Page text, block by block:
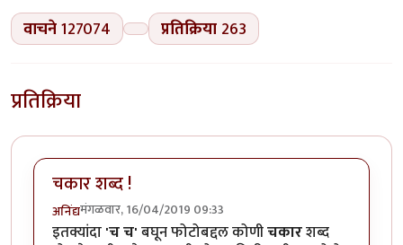
वाचने127074 प्रतिक्रिया 263
प्रतिक्रिया
चकार शब्द !
अनिंद्यमंगळवार, 16/04/2019 09:33
इतक्यांदा'च च'बघून फोटोबद्दल कोणीचकारशब्द